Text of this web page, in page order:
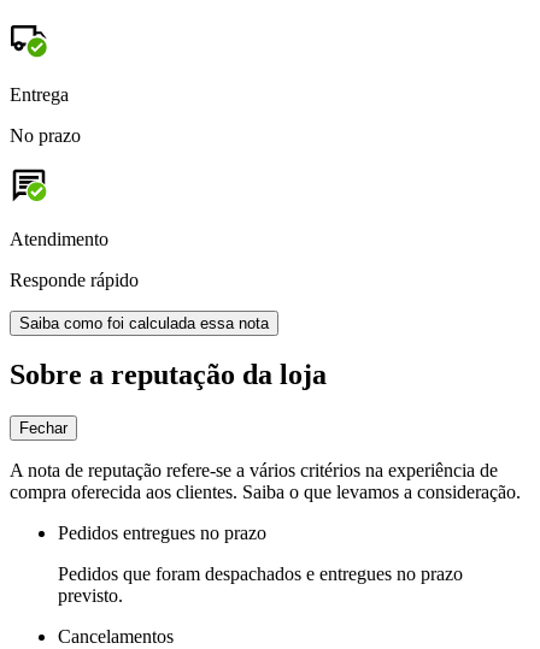
Entrega
No prazo
Atendimento
Responde rápido
Saiba como foi calculada essa nota
Sobre a reputação da loja
Fechar
A nota de reputação refere-se a vários critérios na experiência de
compra oferecida aos clientes. Saiba o que levamos a consideração.
Pedidos entregues no prazo
Pedidos que foram despachados e entregues no prazo
previsto.
Cancelamentos